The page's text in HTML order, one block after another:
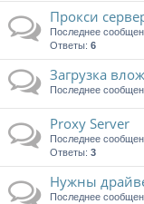
Прокси
Последнее
Ответы: 6
Загрузка
Последнее
Proxy Server
Последнее
Ответы: 3
Нужны
Последнее